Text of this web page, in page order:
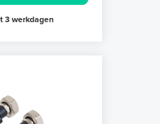
3 werkdagen